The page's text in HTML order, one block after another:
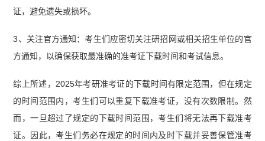
证，避免遗失或损坏。
3、关注官方通知：考生们应密切关注研招网或相关招生单位的官
方通知，以确保获取最准确的准考证下载时间和考试信息。
综上所述，2025年考研准考证的下载时间有限定范围，但在规定
的时间范围内，考生们可以重复下载准考证，没有次数限制。然
而，一旦超过了规定的下载时间范围，考生们将无法再下载准考
证。因此，考生们务必在规定的时间内及时下载并妥善保管准考